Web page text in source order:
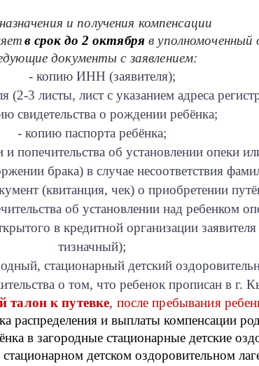
и получения компенсации
в срок до 2 октябряв уполномоченный
документы с заявлением:
- копию ИНН (заявителя);
(2-3 листы, лист с указанием адреса
свидетельства о рождении ребёнка;
- копию паспорта ребёнка;
попечительства об установлении опеки
брака) в случае несоответствия
(квитанция, чек) о приобретении
об установлении над ребенком
в кредитной организации
тизначный);
стационарный детский
о том, что ребенок прописан в г.
талон к путевке, после пребывания
распределения и выплаты компенсации
в загородные стационарные детские
детском оздоровительном